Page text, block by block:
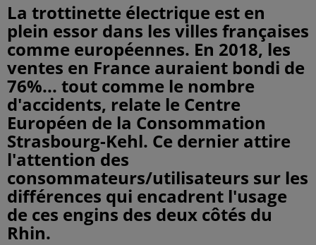
La trottinette électrique est en
plein essor dans les villes françaises
comme européennes. En 2018, les
ventes en France auraient bondi de
76%... tout comme le nombre
d'accidents, relate le Centre
Européen de la Consommation
Strasbourg-Kehl. Ce dernier attire
l'attention des
consommateurs/utilisateurs sur les
différences qui encadrent l'usage
de ces engins des deux côtés du
Rhin.